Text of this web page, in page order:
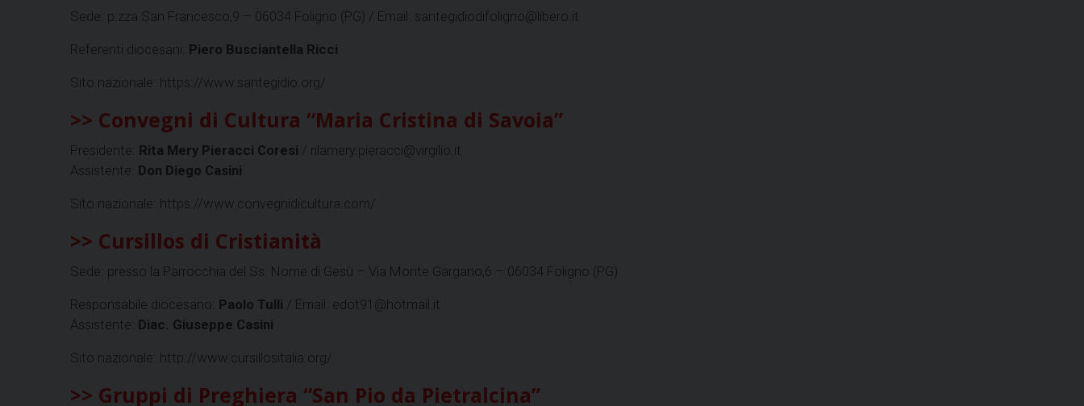
Sede: p.zza San Francesco,9 – 06034 Foligno (PG) / Email: santegidiodifoligno@libero.it
Referenti diocesani: Piero Busciantella Ricci
Sito nazionale: https://www.santegidio.org/
>> Convegni di Cultura “Maria Cristina di Savoia”
Presidente: Rita Mery Pieracci Coresi / rilamery.pieracci@virgilio.it
Assistente: Don Diego Casini
Sito nazionale: https://www.convegnidicultura.com/
>> Cursillos di Cristianità
Sede: presso la Parrocchia del Ss. Nome di Gesù – Via Monte Gargano,6 – 06034 Foligno (PG)
Responsabile diocesano: Paolo Tulli / Email: edot91@hotmail.it
Assistente: Diac. Giuseppe Casini
Sito nazionale: http://www.cursillositalia.org/
>> Gruppi di Preghiera “San Pio da Pietralcina”